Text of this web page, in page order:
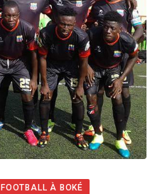
FOOTBALL À BOKÉ